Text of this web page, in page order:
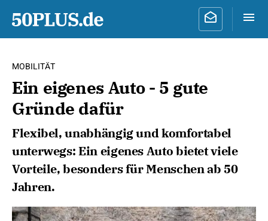
MOBILITÄT
Ein eigenes Auto - 5 gute
Gründe dafür
Flexibel, unabhängig und komfortabel
unterwegs: Ein eigenes Auto bietet viele
Vorteile, besonders für Menschen ab 50
Jahren.